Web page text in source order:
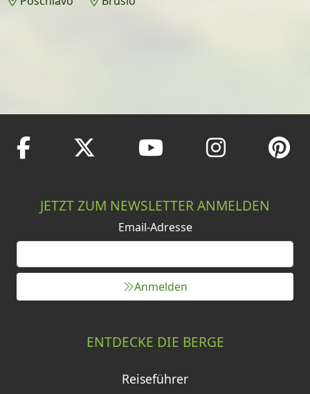
JETZT ZUM NEWSLETTER ANMELDEN
Email-Adresse
Anmelden
ENTDECKE DIE BERGE
Reiseführer